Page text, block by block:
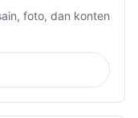
foto, dan konten